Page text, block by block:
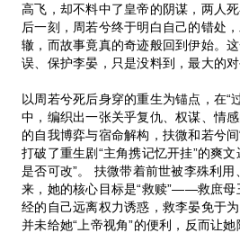
高飞，却不料中了皇帝的阴谋，两人
后一刻，周若兮终于明白自己的错处
辙，而故事竟真的奇迹般回到伊始。
误、保护李晏，只是没料到，最大的
以周若兮死后身穿的重生为锚点，在“
中，编织出一张关乎复仇、权谋、情
的自我博弈与宿命解构，扶微和若兮间
打破了重生剧“主角携记忆开挂”的爽
是否可改”。 扶微带着前世被李殊利
来，她的核心目标是“救赎”——救庶母
经的自己远离权力诱惑，救李晏免于
并未给她“上帝视角”的便利，反而让